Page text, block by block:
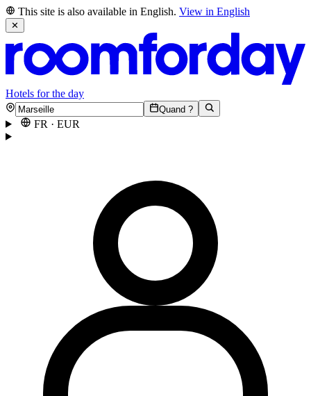
This site is also available in English. View in English
✕
Hotels for the day
Quand ?
FR · EUR